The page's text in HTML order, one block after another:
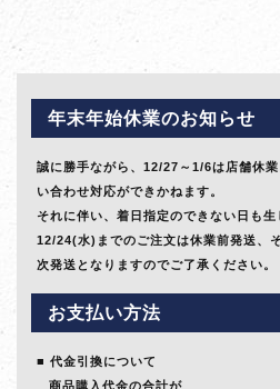
年末年始休業のお知らせ
誠に勝手ながら、12/27～1/6は店舗休
い合わせ対応ができかねます。
それに伴い、着日指定のできない日も生
12/24(水)までのご注文は休業前発送、
次発送となりますのでご了承ください。
お支払い方法
代金引換について
商品購入代金の合計が